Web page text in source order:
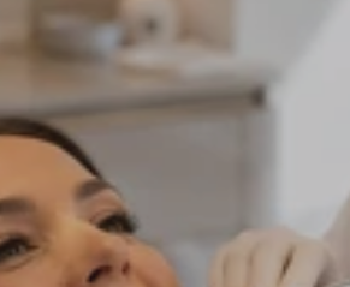
TERMIN VEREINBAREN
LEISTUNG
LEISTUNG
LEISTUNG
LEISTUNG